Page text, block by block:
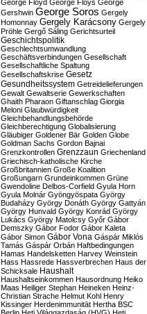
George Floyd George Floys George
Gershwin George Soros Gergely
Homonnay Gergely Karácsony Gergely
Pröhle Gergő Sáling Gerichtsurteil
Geschichtspolitik
Geschlechtsumwandlung
Geschäftsverbindungen Gesellschaft
Gesellschaftliche Spaltung
Gesellschaftskrise Gesetz
Gesundheitssystem Getreidelieferungen
Gewalt Gewaltserie Gewerkschaften
Ghaith Pharaon Giftanschlag Giorgia
Meloni Glaubwürdigkeit
Gleichbehandlungsbehörde
Gleichberechtigung Globalisierung
Gläubiger Goldener Bär Golden Globe
Goldman Sachs Gordon Bajnai
Grenzkontrollen Grenzzaun Griechenland
Griechisch-katholische Kirche
Großbritannien Große Koalition
Großungarn Grundeinkommen Grüne
Gwendoline Delbos-Corfield Gyula Horn
Gyula Molnár Gyöngyöspata György
Budaházy György Donáth György Gattyán
György Hunvald György Konrád György
Lukács György Matolcsy Győr Gábor
Demszky Gábor Fodor Gábor Kaleta
Gábor Simon Gábor Vona Gáspár Miklós
Tamás Gáspár Orbán Haftbedingungen
Hamas Handelsketten Harvey Weinstein
Hass Hassrede Hassverbrechen Haus der
Schicksale Haushalt
Haushaltseinkommen Hausordnung Heiko
Maas Heiliger Stephan Heineken Heinz-
Christian Strache Helmut Kohl Henry
Kissinger Herdenimmunität Hertha BSC